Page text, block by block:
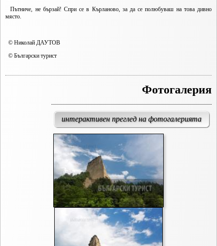
Пътниче, не бързай! Спри се в Кърланово, за да се полюбуваш на това дивно
място.
© Николай ДАУТОВ
© Български турист
Фотогалерия
интерактивен преглед на фотогалерията